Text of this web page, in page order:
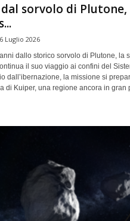
sorvolo di Plutone,
Luglio 2026
dallo storico sorvolo di Plutone, la
il suo viaggio ai confini del
dall’ibernazione, la missione si
di Kuiper, una regione ancora in gran